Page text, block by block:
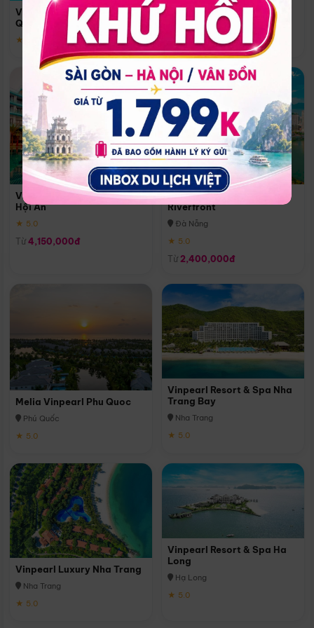
Vinpearl Resort & Spa Phu
Quoc
★ 5.0
Quoc
Phú Quốc
★ 5.0
Vinpearl Resort & Golf Nam
Hội An
★ 5.0
Từ 4,150,000đ
Melia Vinpearl Danang
Riverfront
Đà Nẵng
★ 5.0
Từ 2,400,000đ
Melia Vinpearl Phu Quoc
Phú Quốc
★ 5.0
Vinpearl Resort & Spa Nha
Trang Bay
Nha Trang
★ 5.0
Vinpearl Luxury Nha Trang
Nha Trang
★ 5.0
Vinpearl Resort & Spa Ha
Long
Hạ Long
★ 5.0